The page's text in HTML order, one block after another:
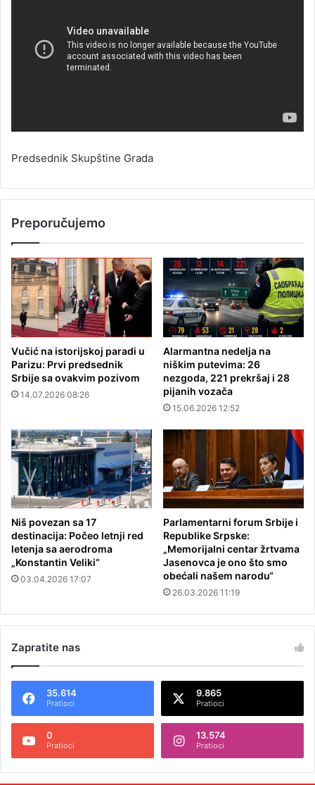
Predsednik Skupštine Grada
Preporučujemo
Vučić na istorijskoj paradi u
Parizu: Prvi predsednik
Srbije sa ovakvim pozivom
14.07.2026 08:26
Alarmantna nedelja na
niškim putevima: 26
nezgoda, 221 prekršaj i 28
pijanih vozača
15.06.2026 12:52
Niš povezan sa 17
destinacija: Počeo letnji red
letenja sa aerodroma
„Konstantin Veliki“
03.04.2026 17:07
Parlamentarni forum Srbije i
Republike Srpske:
„Memorijalni centar žrtvama
Jasenovca je ono što smo
obećali našem narodu“
26.03.2026 11:19
Zapratite nas
35.614
Pratioci
9.865
Pratioci
0
Pratioci
13.574
Pratioci